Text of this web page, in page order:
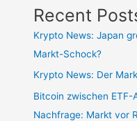
Recent
Krypto News: Japan
Markt-Schock?
Krypto News: Der
Bitcoin zwischen
Nachfrage: Markt vor